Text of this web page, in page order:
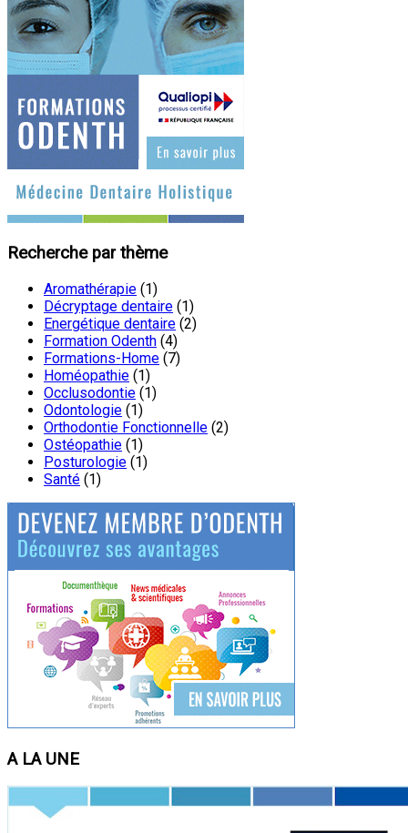
Recherche par thème
Aromathérapie (1)
Décryptage dentaire (1)
Energétique dentaire (2)
Formation Odenth (4)
Formations-Home (7)
Homéopathie (1)
Occlusodontie (1)
Odontologie (1)
Orthodontie Fonctionnelle (2)
Ostéopathie (1)
Posturologie (1)
Santé (1)
A LA UNE